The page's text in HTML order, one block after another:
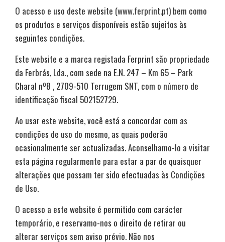
O acesso e uso deste website (www.ferprint.pt) bem como
os produtos e serviços disponíveis estão sujeitos às
seguintes condições.
Este website e a marca registada Ferprint são propriedade
da Ferbrás, Lda., com sede na E.N. 247 – Km 65 – Park
Charal nº8 , 2709-510 Terrugem SNT, com o número de
identificação fiscal 502152729.
Ao usar este website, você está a concordar com as
condições de uso do mesmo, as quais poderão
ocasionalmente ser actualizadas. Aconselhamo-lo a visitar
esta página regularmente para estar a par de quaisquer
alterações que possam ter sido efectuadas às Condições
de Uso.
O acesso a este website é permitido com carácter
temporário, e reservamo-nos o direito de retirar ou
alterar serviços sem aviso prévio. Não nos